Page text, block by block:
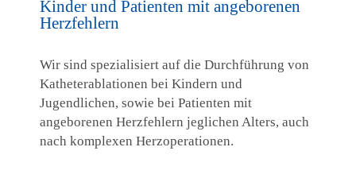
Kinder und Patienten mit angeborenen
Herzfehlern
Wir sind spezialisiert auf die Durchführung von
Katheterablationen bei Kindern und
Jugendlichen, sowie bei Patienten mit
angeborenen Herzfehlern jeglichen Alters, auch
nach komplexen Herzoperationen.